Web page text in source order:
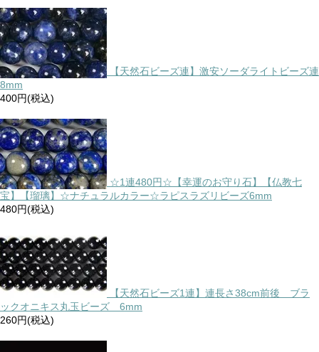
【天然石ビーズ連】激安ソーダライトビーズ連
8mm
400円(税込)
☆1連480円☆【幸運のお守り石】【仏教七
宝】【瑠璃】☆ナチュラルカラー☆ラピスラズリビーズ6mm
480円(税込)
【天然石ビーズ1連】連長さ38cm前後 ブラ
ックオニキス丸玉ビーズ 6mm
260円(税込)